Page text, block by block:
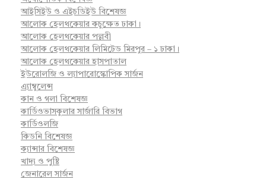
আইসিইউ ও এইচডিইউ বিশেষজ্ঞ
আলোক হেলথকেয়ার কচুক্ষেত ঢাকা।
আলোক হেলথকেয়ার পল্লবী
আলোক হেলথকেয়ার লিমিটেড মিরপুর – ১ ঢাকা।
আলোক হেলথকেয়ার হাসপাতাল
ইউরোলজি ও ল্যাপারোস্কোপিক সার্জন
এ্যাম্বুলেন্স
কান ও গলা বিশেষজ্ঞ
কার্ডিওভাসকুলার সার্জারি বিভাগ
কার্ডিওলজি
কিডনি বিশেষজ্ঞ
ক্যান্সার বিশেষজ্ঞ
খাদ্য ও পুষ্টি
জেনারেল সার্জন